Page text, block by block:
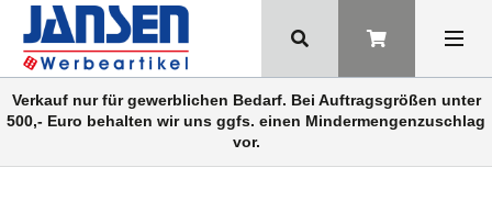
Verkauf nur für gewerblichen Bedarf. Bei Auftragsgrößen unter
500,- Euro behalten wir uns ggfs. einen Mindermengenzuschlag
vor.